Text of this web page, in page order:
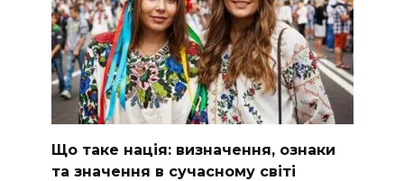
Що таке нація: визначення, ознаки
та значення в сучасному світі